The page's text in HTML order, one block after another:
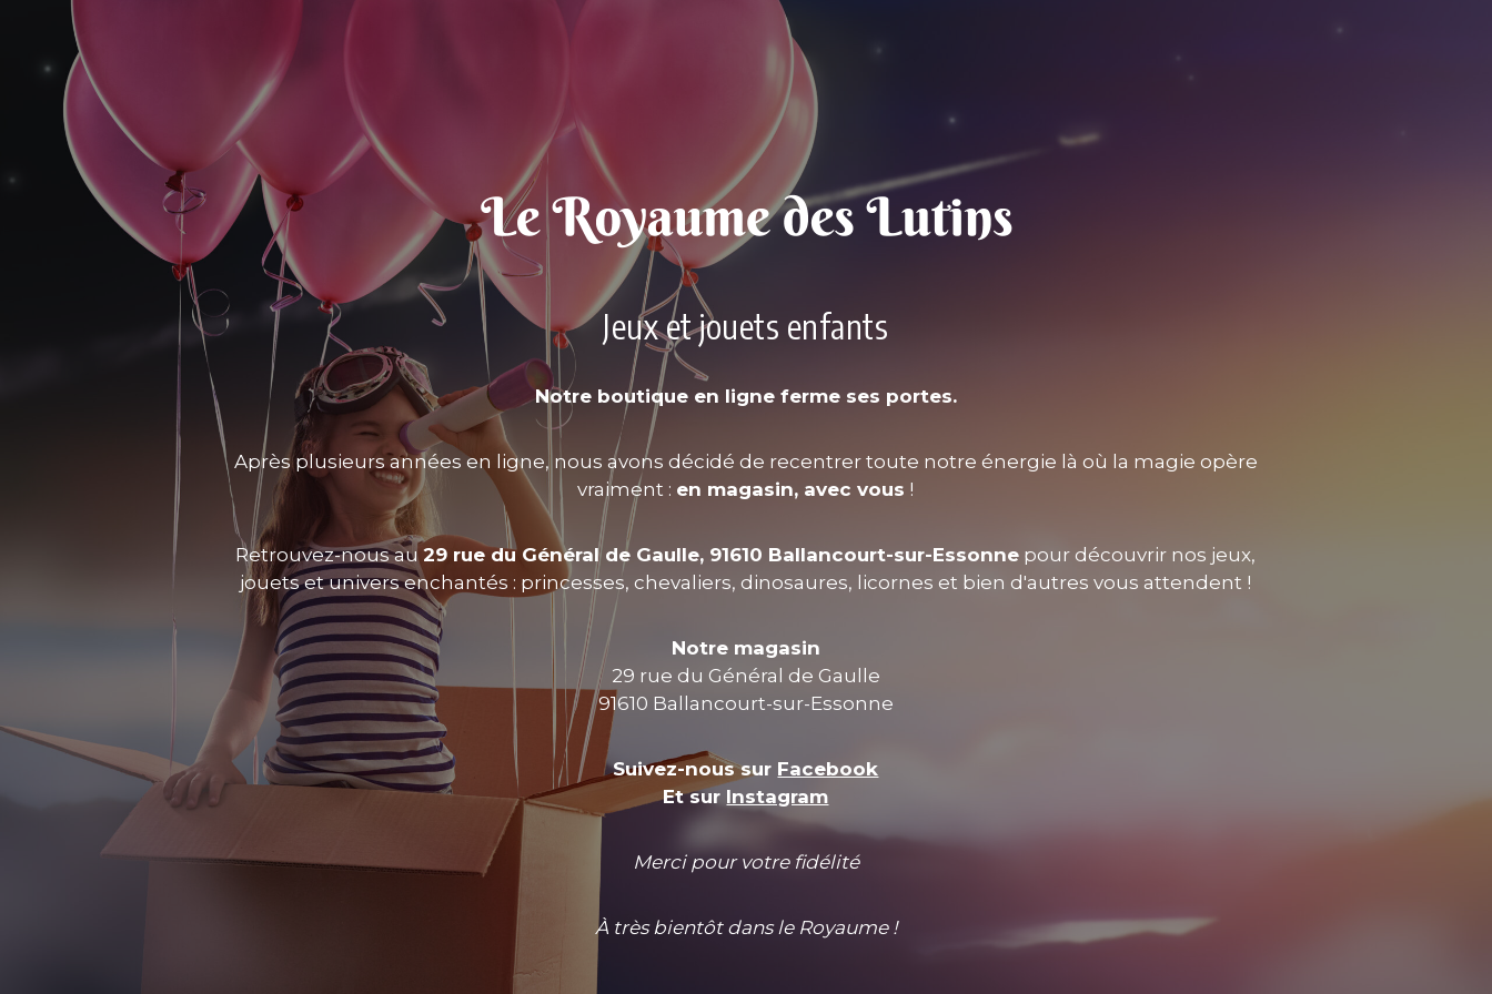
Jeux et jouets enfants
Notre boutique en ligne ferme ses portes.
Après plusieurs années en ligne, nous avons décidé de recentrer toute notre énergie là où la magie opère
vraiment : en magasin, avec vous !
Retrouvez-nous au29 rue du Général de Gaulle, 91610 Ballancourt-sur-Essonne pour découvrir nos jeux,
jouets et univers enchantés : princesses, chevaliers, dinosaures, licornes et bien d'autres vous attendent !
Notre magasin
29 rue du Général de Gaulle
91610 Ballancourt-sur-Essonne
Suivez-nous sur Facebook
Et sur Instagram
Merci pour votre fidélité
À très bientôt dans le Royaume !